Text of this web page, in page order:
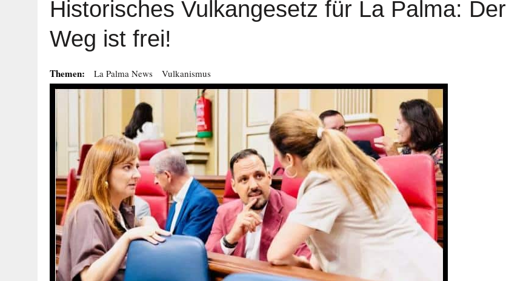
Historisches Vulkangesetz für La Palma: Der
Weg ist frei!
Themen: La Palma News Vulkanismus